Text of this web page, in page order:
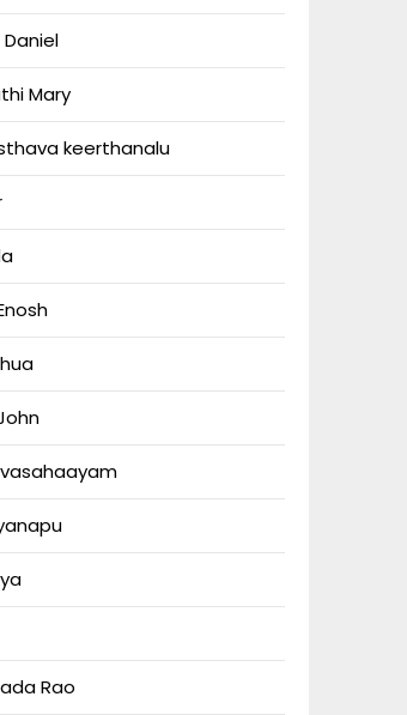
Mary
keerthanalu
Rao